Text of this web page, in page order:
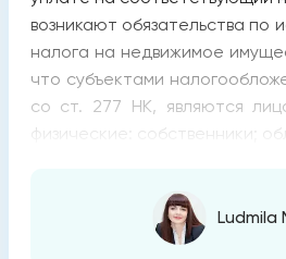
возникают обязательства по
налога на недвижимое
что субъектами
со ст. 277 НК, являются
физические: собственники;
Ludmila